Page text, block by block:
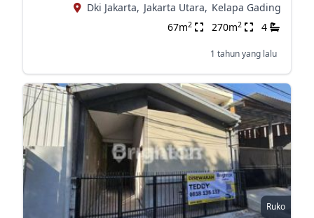
Dki Jakarta, Jakarta Utara, Kelapa Gading
67m2 270m2 4
1 tahun yang lalu
Ruko